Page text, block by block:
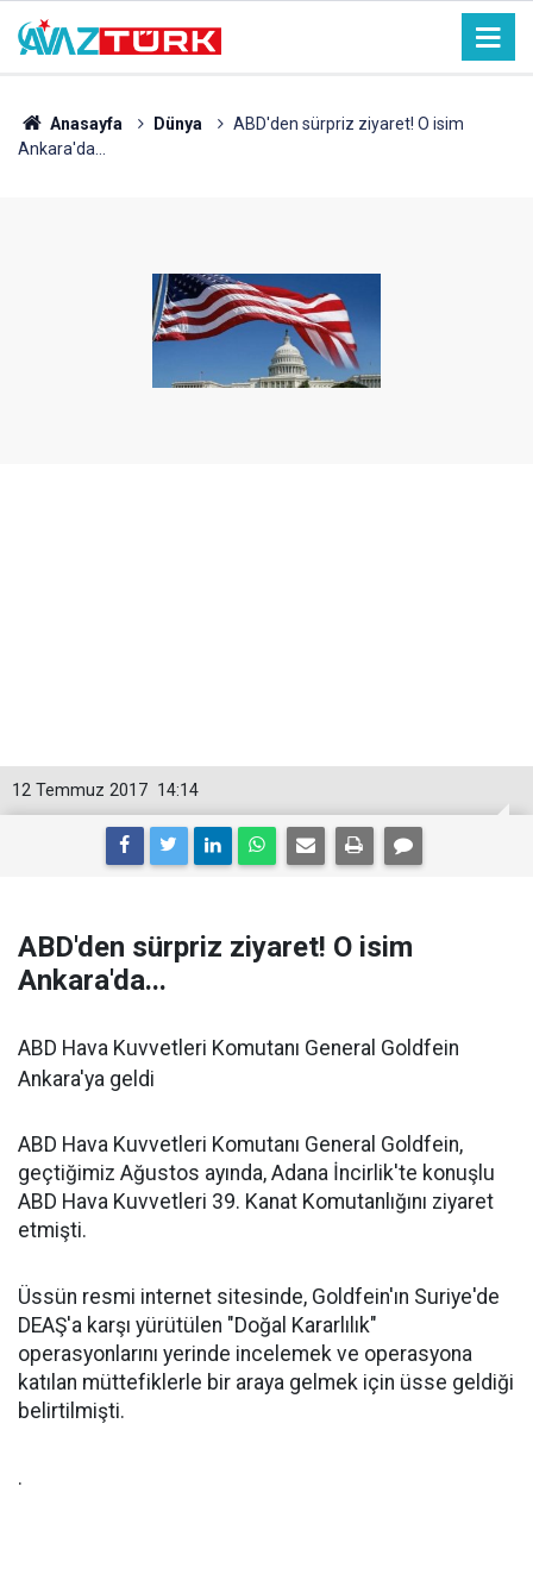
Anasayfa Dünya
ABD'den sürpriz ziyaret! O isim
Ankara'da...
14:14
12 Temmuz 2017
ABD'den sürpriz ziyaret! O isim
Ankara'da...
ABD Hava Kuvvetleri Komutanı General Goldfein
Ankara'ya geldi
ABD Hava Kuvvetleri Komutanı General Goldfein,
geçtiğimiz Ağustos ayında, Adana İncirlik'te konuşlu
ABD Hava Kuvvetleri 39. Kanat Komutanlığını ziyaret
etmişti.
Üssün resmi internet sitesinde, Goldfein'ın Suriye'de
DEAŞ'a karşı yürütülen "Doğal Kararlılık"
operasyonlarını yerinde incelemek ve operasyona
katılan müttefiklerle bir araya gelmek için üsse geldiği
belirtilmişti.
.